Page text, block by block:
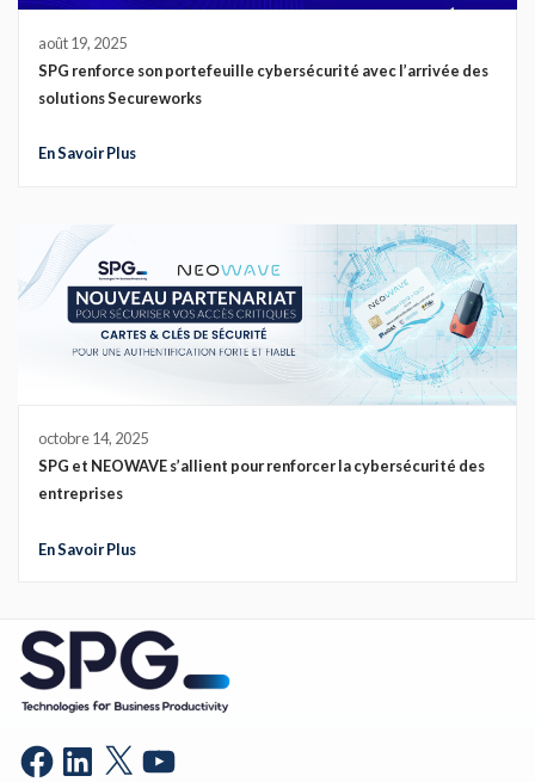
août 19, 2025
SPG renforce son portefeuille cybersécurité avec l’arrivée des
solutions Secureworks
En Savoir Plus
octobre 14, 2025
SPG et NEOWAVE s’allient pour renforcer la cybersécurité des
entreprises
En Savoir Plus